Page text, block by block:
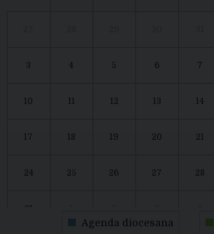
3 4 5 6 7
10 11 12 13 14
17 18 19 20 21
24 25 26 27 28
31
Agenda diocesana